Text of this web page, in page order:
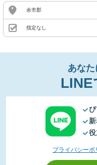
余市郡
指定なし
あな
LINE
プライバシーポ